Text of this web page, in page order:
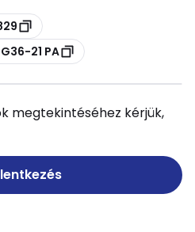
21 PA
megtekintéséhez kérjük,